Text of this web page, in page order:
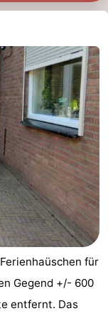
für
Gegend +/- 600
entfernt. Das